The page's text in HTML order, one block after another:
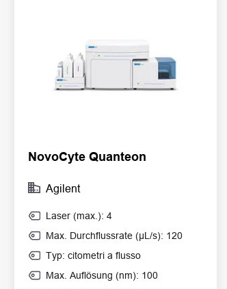
NovoCyte Quanteon
Agilent
Laser (max.): 4
Max. Durchflussrate (µL/s): 120
Typ: citometri a flusso
Max. Auflösung (nm): 100